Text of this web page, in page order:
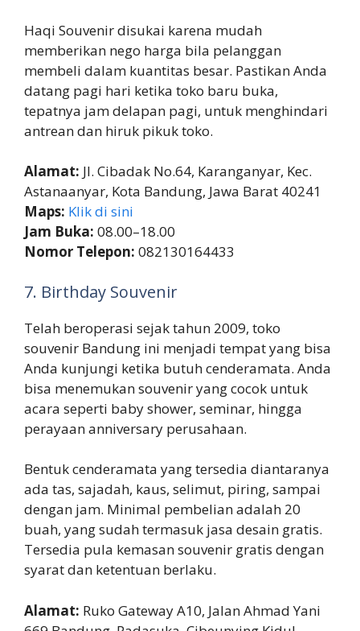
Haqi Souvenir disukai karena mudah
memberikan nego harga bila pelanggan
membeli dalam kuantitas besar. Pastikan Anda
datang pagi hari ketika toko baru buka,
tepatnya jam delapan pagi, untuk menghindari
antrean dan hiruk pikuk toko.
Alamat: Jl. Cibadak No.64, Karanganyar, Kec.
Astanaanyar, Kota Bandung, Jawa Barat 40241
Maps: Klik di sini
Jam Buka: 08.00–18.00
Nomor Telepon: 082130164433
7. Birthday Souvenir
Telah beroperasi sejak tahun 2009, toko
souvenir Bandung ini menjadi tempat yang bisa
Anda kunjungi ketika butuh cenderamata. Anda
bisa menemukan souvenir yang cocok untuk
acara seperti baby shower, seminar, hingga
perayaan anniversary perusahaan.
Bentuk cenderamata yang tersedia diantaranya
ada tas, sajadah, kaus, selimut, piring, sampai
dengan jam. Minimal pembelian adalah 20
buah, yang sudah termasuk jasa desain gratis.
Tersedia pula kemasan souvenir gratis dengan
syarat dan ketentuan berlaku.
Alamat: Ruko Gateway A10, Jalan Ahmad Yani